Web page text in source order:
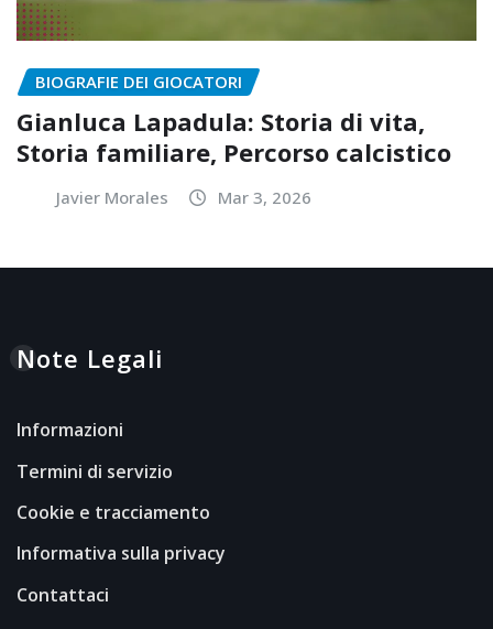
BIOGRAFIE DEI GIOCATORI
Gianluca Lapadula: Storia di vita,
Storia familiare, Percorso calcistico
Javier Morales Mar 3, 2026
Note Legali
Informazioni
Termini di servizio
Cookie e tracciamento
Informativa sulla privacy
Contattaci